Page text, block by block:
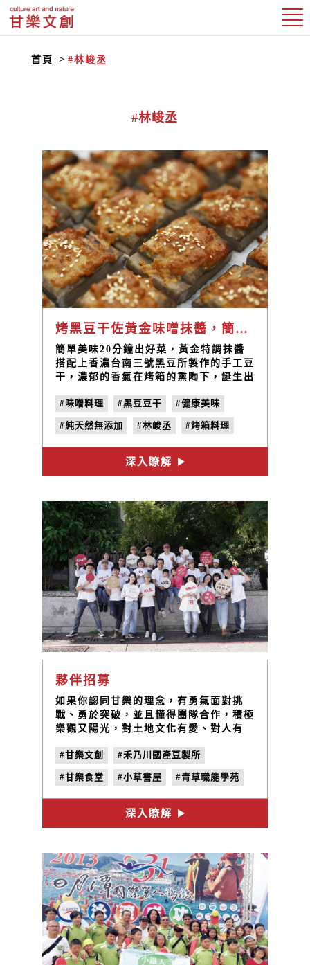
首頁 #林峻丞
#林峻丞
烤黑豆干佐黃金味噌抹醬，簡單烤箱料理馬上做｜禾乃川小廚房特別篇
簡單美味20分鐘出好菜，黃金特調抹醬
搭配上香濃台南三號黑豆所製作的手工豆
干，濃郁的香氣在烤箱的熏陶下，誕生出
#味噌料理
#黑豆豆干 #健康美味
#純天然無添加 #林峻丞 #烤箱料理
深入瞭解
夥伴招募
如果你認同甘樂的理念，有勇氣面對挑
戰、勇於突破，並且懂得團隊合作，積極
樂觀又陽光，對土地文化有愛、對人有
#甘樂文創
#禾乃川國產豆製所
#甘樂食堂 #小草書屋 #青草職能學苑
#三峽 #林峻丞 #人才招募 #職缺
深入瞭解